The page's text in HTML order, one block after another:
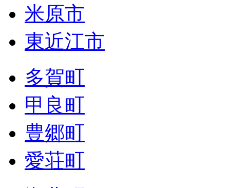
米原市
東近江市
多賀町
甲良町
豊郷町
愛荘町